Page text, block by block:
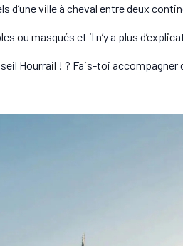
d’une ville à cheval entre deux
masqués et il n’y a plus
Hourrail ! ? Fais-toi accompagner